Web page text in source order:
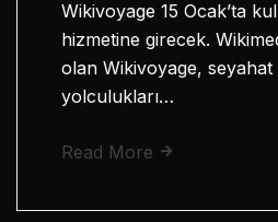
Wikivoyage 15 Ocak’ta
hizmetine girecek.
olan Wikivoyage, seyahat
yolculukları…
Read More